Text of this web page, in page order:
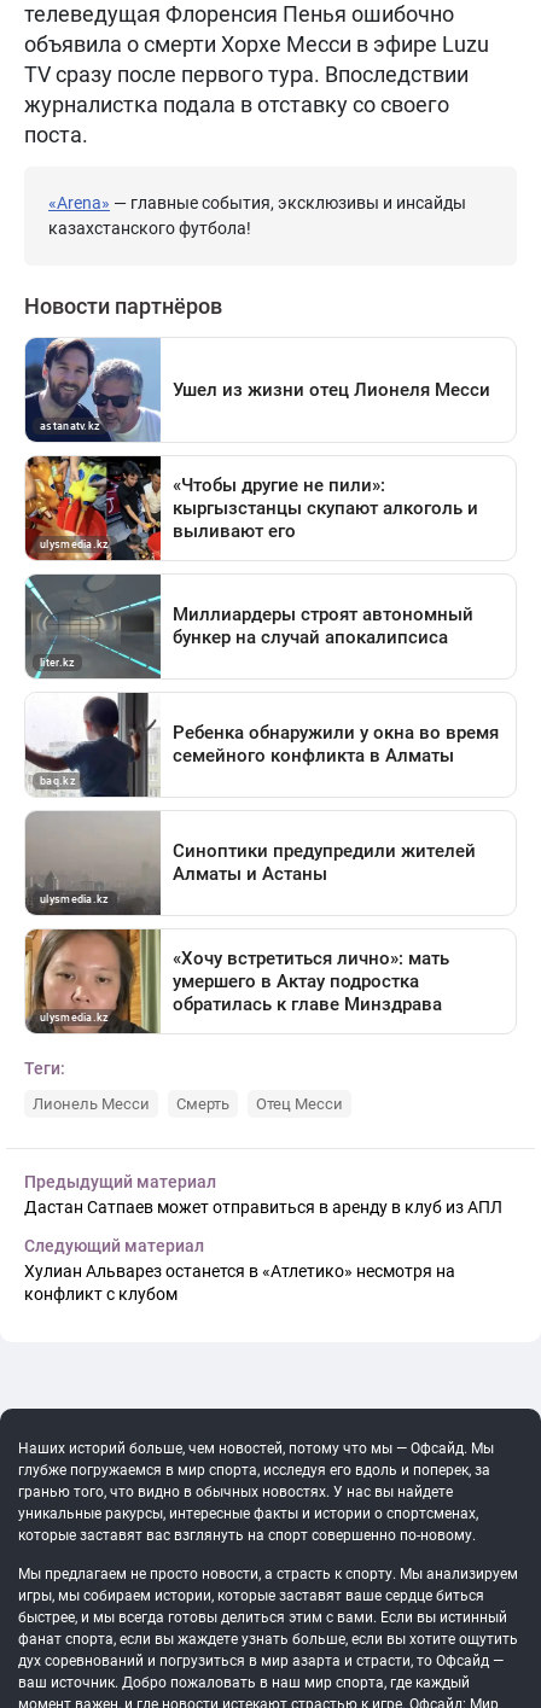
телеведущая Флоренсия Пенья ошибочно
объявила о смерти Хорхе Месси в эфире Luzu
TV сразу после первого тура. Впоследствии
журналистка подала в отставку со своего
поста.
«Arena» — главные события, эксклюзивы и инсайды
казахстанского футбола!
Теги:
Лионель Месси Смерть Отец Месси
Предыдущий материал
Дастан Сатпаев может отправиться в аренду в клуб из АПЛ
Следующий материал
Хулиан Альварез останется в «Атлетико» несмотря на
конфликт с клубом
Наших историй больше, чем новостей, потому что мы — Офсайд. Мы
глубже погружаемся в мир спорта, исследуя его вдоль и поперек, за
гранью того, что видно в обычных новостях. У нас вы найдете
уникальные ракурсы, интересные факты и истории о спортсменах,
которые заставят вас взглянуть на спорт совершенно по-новому.
Мы предлагаем не просто новости, а страсть к спорту. Мы анализируем
игры, мы собираем истории, которые заставят ваше сердце биться
быстрее, и мы всегда готовы делиться этим с вами. Если вы истинный
фанат спорта, если вы жаждете узнать больше, если вы хотите ощутить
дух соревнований и погрузиться в мир азарта и страсти, то Офсайд —
ваш источник. Добро пожаловать в наш мир спорта, где каждый